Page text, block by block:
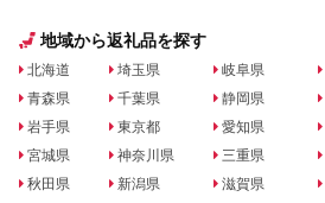
地域から返礼品を探す
北海道
青森県
岩手県
宮城県
秋田県
埼玉県
千葉県
東京都
神奈川県
新潟県
岐阜県
静岡県
愛知県
三重県
滋賀県